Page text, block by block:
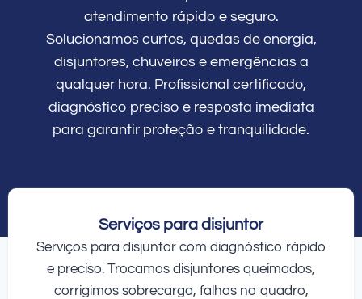
atendimento rápido e seguro.
Solucionamos curtos, quedas de energia,
disjuntores, chuveiros e emergências a
qualquer hora. Profissional certificado,
diagnóstico preciso e resposta imediata
para garantir proteção e tranquilidade.
Serviços para disjuntor
Serviços para disjuntor com diagnóstico rápido
e preciso. Trocamos disjuntores queimados,
corrigimos sobrecarga, falhas no quadro,